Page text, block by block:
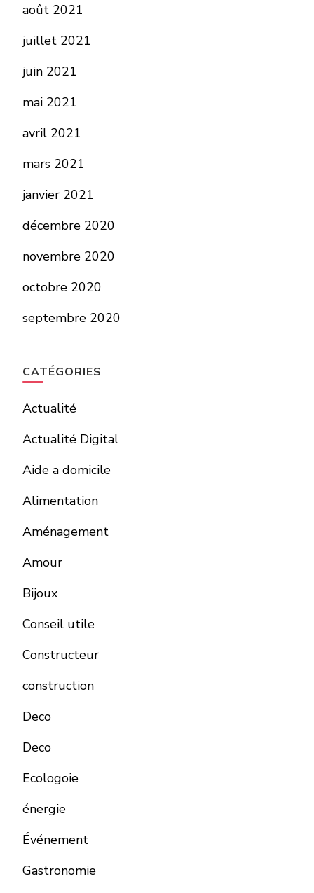
août 2021
juillet 2021
juin 2021
mai 2021
avril 2021
mars 2021
janvier 2021
décembre 2020
novembre 2020
octobre 2020
septembre 2020
CATÉGORIES
Actualité
Actualité Digital
Aide a domicile
Alimentation
Aménagement
Amour
Bijoux
Conseil utile
Constructeur
construction
Deco
Deco
Ecologoie
énergie
Événement
Gastronomie